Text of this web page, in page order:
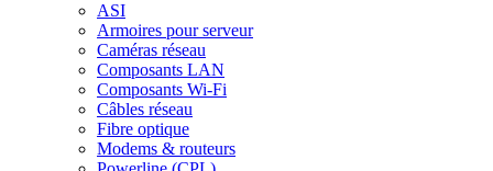
ASI
Armoires pour serveur
Caméras réseau
Composants LAN
Composants Wi-Fi
Câbles réseau
Fibre optique
Modems & routeurs